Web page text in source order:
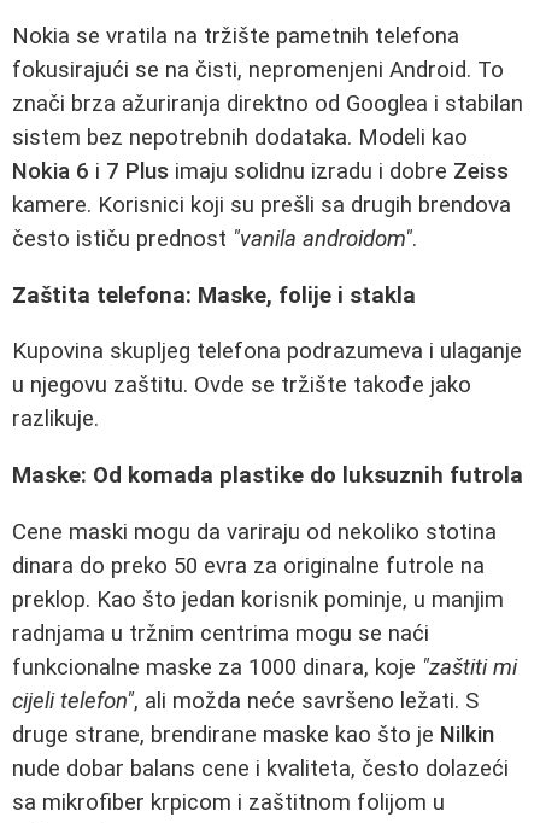
Nokia se vratila na tržište pametnih telefona
fokusirajući se na čisti, nepromenjeni Android. To
znači brza ažuriranja direktno od Googlea i stabilan
sistem bez nepotrebnih dodataka. Modeli kao
Nokia 6 i 7 Plus imaju solidnu izradu i dobre Zeiss
kamere. Korisnici koji su prešli sa drugih brendova
često ističu prednost "vanila androidom".
Zaštita telefona: Maske, folije i stakla
Kupovina skupljeg telefona podrazumeva i ulaganje
u njegovu zaštitu. Ovde se tržište takođe jako
razlikuje.
Maske: Od komada plastike do luksuznih futrola
Cene maski mogu da variraju od nekoliko stotina
dinara do preko 50 evra za originalne futrole na
preklop. Kao što jedan korisnik pominje, u manjim
radnjama u tržnim centrima mogu se naći
funkcionalne maske za 1000 dinara, koje "zaštiti mi
cijeli telefon", ali možda neće savršeno ležati. S
druge strane, brendirane maske kao što je Nilkin
nude dobar balans cene i kvaliteta, često dolazeći
sa mikrofiber krpicom i zaštitnom folijom u